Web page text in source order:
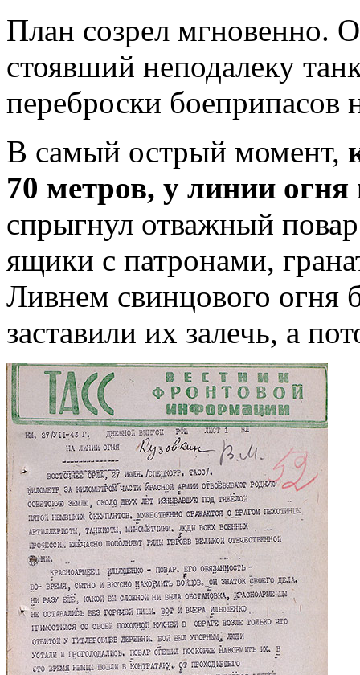
План созрел мгновенно.
стоявший неподалеку
переброски боеприпасов
В самый острый момент,
70 метров, у линии огня
спрыгнул отважный
ящики с патронами,
Ливнем свинцового огня
заставили их залечь, а